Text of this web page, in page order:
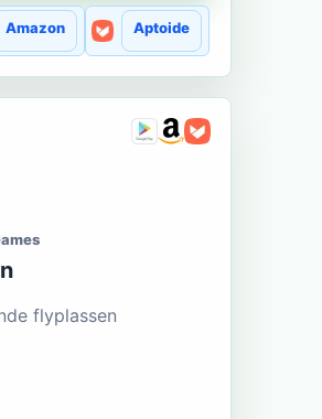
Amazon Aptoide
flyplassen